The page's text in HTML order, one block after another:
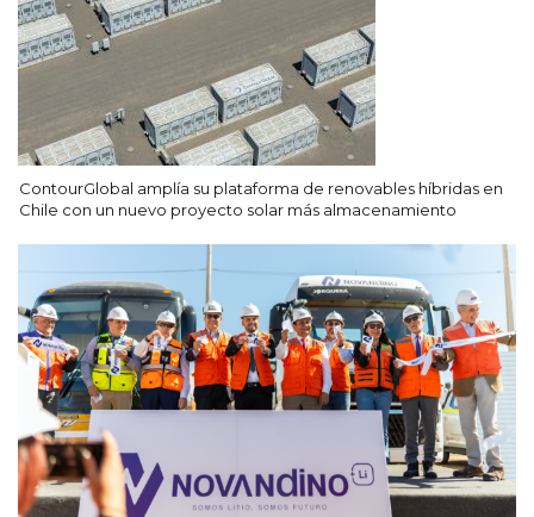
ContourGlobal amplía su plataforma de renovables híbridas en
Chile con un nuevo proyecto solar más almacenamiento